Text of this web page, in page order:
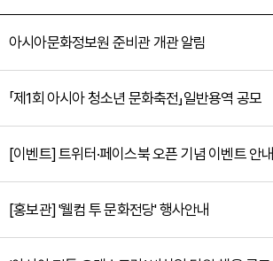
아시아문화정보원 준비관 개관 알림
「제1회 아시아 청소년 문화축전」일반용역 공모
[이벤트] 트위터·페이스북 오픈 기념 이벤트 안내
[홍보관] '웰컴 투 문화전당' 행사안내